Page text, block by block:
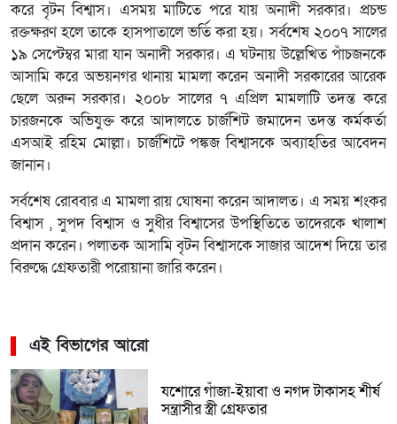
করে বৃটন বিশ্বাস। এসময় মাটিতে পরে যায় অনাদী সরকার। প্রচন্ড
রক্তক্ষরণ হলে তাকে হাসপাতালে ভর্তি করা হয়। সর্বশেষ ২০০৭ সালের
১৯ সেপ্টেম্বর মারা যান অনাদী সরকার। এ ঘটনায় উল্লেখিত পাঁচজনকে
আসামি করে অভয়নগর থানায় মামলা করেন অনাদী সরকারের আরেক
ছেলে অরুন সরকার। ২০০৮ সালের ৭ এপ্রিল মামলাটি তদন্ত করে
চারজনকে অভিযুক্ত করে আদালতে চার্জশিট জমাদেন তদন্ত কর্মকর্তা
এসআই রহিম মোল্লা। চার্জশিটে পঙ্কজ বিশ্বাসকে অব্যাহতির আবেদন
জানান।
সর্বশেষ রোববার এ মামলা রায় ঘোষনা করেন আদালত। এ সময় শংকর
বিশ্বাস , সুপদ বিশ্বাস ও সুধীর বিশ্বাসের উপস্থিতিতে তাদেরকে খালাশ
প্রদান করেন। পলাতক আসামি বৃটন বিশ্বাসকে সাজার আদেশ দিয়ে তার
বিরুদ্ধে গ্রেফতারী পরোয়ানা জারি করেন।
এই বিভাগের আরো
যশোরে গাঁজা-ইয়াবা ও নগদ টাকাসহ শীর্ষ
সন্ত্রাসীর স্ত্রী গ্রেফতার